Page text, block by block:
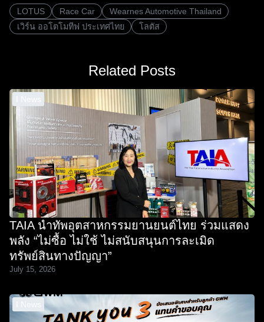
LOTUS Race Car
Wearnes Automotive Thailand
เวิร์น ออโตโมทีฟ ประเทศไทย
โลตัส
Related Posts
I News
TAIA นำทัพอุตสาหกรรมยานยนต์ไทย ร่วมแสดง
พลัง “ไม่ซื้อ ไม่ใช้ ไม่สนับสนุนการละเมิด
ทรัพย์สินทางปัญญา”
July 15, 2026
I News